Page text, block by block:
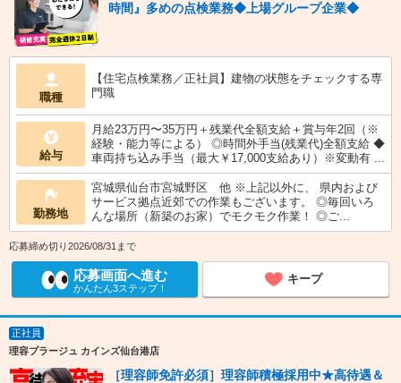
時間』多めの点検業務◆上場グループ企業◆
職種
【住宅点検業務／正社員】建物の状態をチェックする専
門職
給与
月給23万円〜35万円＋残業代全額支給＋賞与年2回（※
経験・能力等による） ◎時間外手当(残業代)全額支給 ◆
車両持ち込み手当（最大￥17,000支給あり）※変動有 ...
勤務地
宮城県仙台市宮城野区 他 ※上記以外に、 県内および
サービス拠点近郊での作業もございます。 ◎毎回いろ
んな場所（新築のお家）でモクモク作業！ ◎ご...
応募締め切り2026/08/31まで
応募画面へ進む
かんたん3ステップ！
キープ
正社員
理容プラージュ カインズ仙台港店
［理容師免許必須］理容師積極採用中★高待遇＆